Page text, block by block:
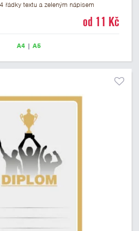
řádky textu a zeleným nápisem
běžeckého lyžování má gramáž
od 11 Kč
A4| A5